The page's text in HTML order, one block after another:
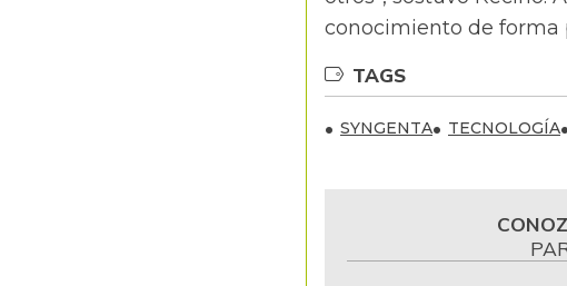
conocimiento de forma
TAGS
SYNGENTA TECNOLOGÍA